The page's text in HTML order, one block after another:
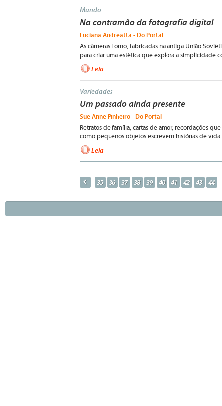
Mundo
Na contramão da fotografia digital
Luciana Andreatta - Do Portal
As câmeras Lomo, fabricadas na antiga União
para criar uma estética que explora a simplicidade
Leia
Variedades
Um passado ainda presente
Sue Anne Pinheiro - Do Portal
Retratos de família, cartas de amor, recordações
como pequenos objetos escrevem histórias de
Leia
p 35 36 37 38 39 40 41 42 43 44